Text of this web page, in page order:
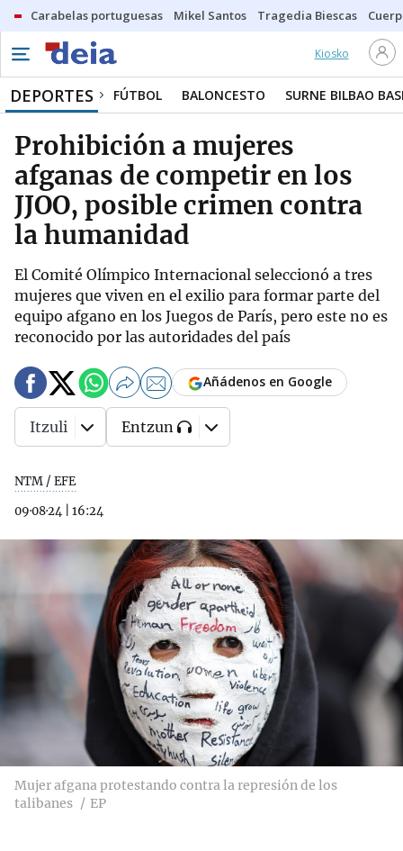
Carabelas portuguesas Mikel Santos Tragedia Biescas
Kiosko
DEPORTES FÚTBOL BALONCESTO SURNE BILBAO
Prohibición a mujeres
afganas de competir en los
JJOO, posible crimen contra
la humanidad
El Comité Olímpico Internacional seleccionó a tres
mujeres que viven en el exilio para formar parte del
equipo afgano en los Juegos de París, pero este no es
reconocido por las autoridades del país
NTM / EFE
09·08·24
16:24
Añádenos en Google
Itzuli Entzun
Mujer afgana protestando contra la represión de los
talibanes
EP